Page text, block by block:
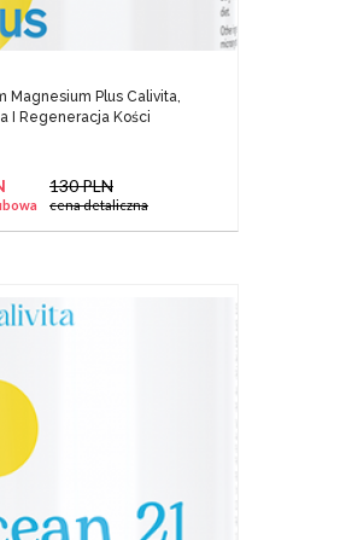
Magnesium Plus Calivita,
I Regeneracja Kości
130 PLN
cena detaliczna